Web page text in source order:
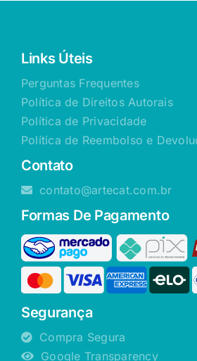
Links Úteis
Perguntas Frequentes
Política de Direitos Autorais
Política de Privacidade
Política de Reembolso e
Contato
contato@artecat.com.br
Formas De Pagamento
Segurança
Compra Segura
Google Transparency